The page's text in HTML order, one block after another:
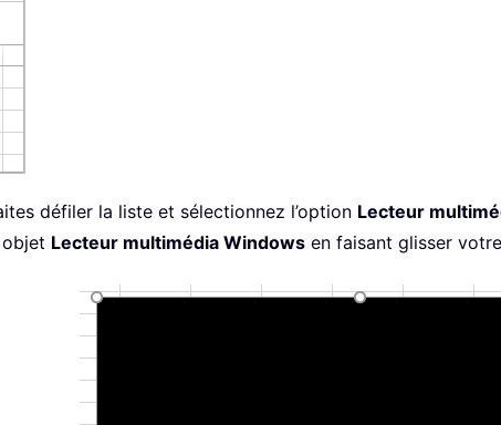
défiler la liste et sélectionnez l’option Lecteur
Lecteur multimédia Windows en faisant glisser